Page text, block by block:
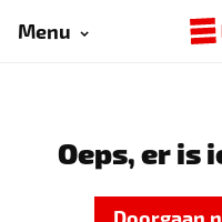
Menu
Oeps, er is
Doorgaan